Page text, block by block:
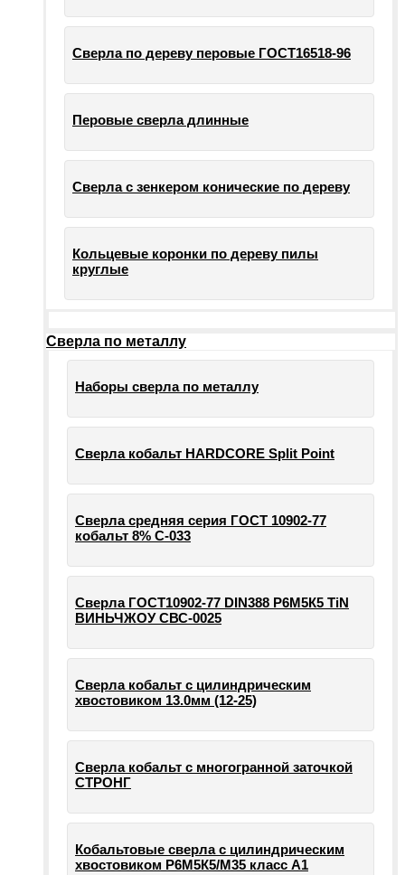
Сверла по дереву перовые ГОСТ16518-96
Перовые сверла длинные
Сверла с зенкером конические по дереву
Кольцевые коронки по дереву пилы
круглые
Сверла по металлу
Наборы сверла по металлу
Сверла кобальт HARDCORE Split Point
Сверла средняя серия ГОСТ 10902-77
кобальт 8% С-033
Сверла ГОСТ10902-77 DIN388 Р6М5К5 TiN
ВИНЬЧЖОУ СВС-0025
Сверла кобальт с цилиндрическим
хвостовиком 13.0мм (12-25)
Сверла кобальт с многогранной заточкой
СТРОНГ
Кобальтовые сверла с цилиндрическим
хвостовиком Р6М5К5/М35 класс А1